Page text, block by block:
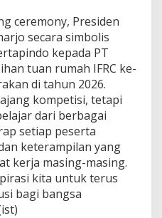
ceremony, Presiden
secara simbolis
kepada PT
tuan rumah IFRC ke-
di tahun 2026.
kompetisi, tetapi
dari berbagai
setiap peserta
keterampilan yang
kerja masing-masing.
kita untuk terus
bagi bangsa